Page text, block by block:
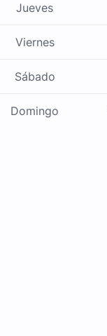
Jueves
Viernes
Sábado
Domingo